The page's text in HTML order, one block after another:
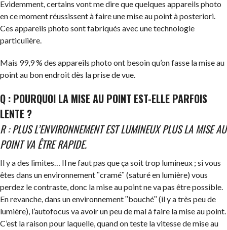
Evidemment, certains vont me dire que quelques appareils photo
en ce moment réussissent à faire une mise au point à posteriori.
Ces appareils photo sont fabriqués avec une technologie
particulière.
Mais 99,9 % des appareils photo ont besoin qu’on fasse la mise au
point au bon endroit dès la prise de vue.
Q : POURQUOI LA MISE AU POINT EST-ELLE PARFOIS
LENTE ?
R : PLUS L’ENVIRONNEMENT EST LUMINEUX PLUS LA MISE AU
POINT VA ÊTRE RAPIDE.
Il y a des limites… Il ne faut pas que ça soit trop lumineux ; si vous
êtes dans un environnement ʺcraméʺ (saturé en lumière) vous
perdez le contraste, donc la mise au point ne va pas être possible.
En revanche, dans un environnement ʺbouchéʺ (il y a très peu de
lumière), l’autofocus va avoir un peu de mal à faire la mise au point.
C’est la raison pour laquelle, quand on teste la vitesse de mise au